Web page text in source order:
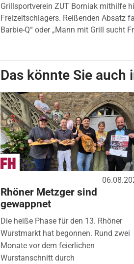
Grillsportverein ZUT Borniak mithilfe
Freizeitschlagers. Reißenden Absatz
Barbie-Q“ oder „Mann mit Grill sucht
Das könnte Sie auch
Rhöner Metzger sind
gewappnet
Die heiße Phase für den 13. Rhöner
Wurstmarkt hat begonnen. Rund zwei
Monate vor dem feierlichen
Wurstanschnitt durch